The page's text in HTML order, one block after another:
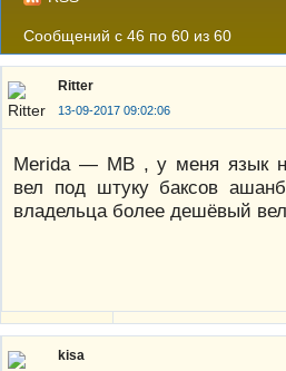
Сообщений с 46 по 60 из 60
Ritter
13-09-2017 09:02:06
Merida — MB , у меня язык
вел под штуку баксов
владельца более дешёвый
kisa